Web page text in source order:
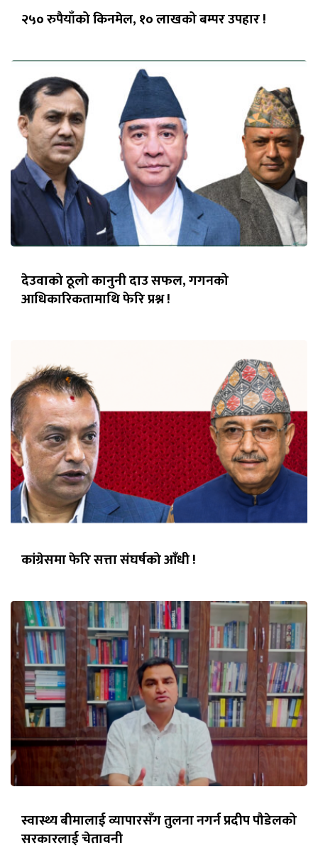
२५० रुपैयाँको किनमेल, १० लाखको बम्पर उपहार !
देउवाको ठूलो कानुनी दाउ सफल, गगनको
आधिकारिकतामाथि फेरि प्रश्न !
कांग्रेसमा फेरि सत्ता संघर्षको आँधी !
स्वास्थ्य बीमालाई व्यापारसँग तुलना नगर्न प्रदीप पौडेलको
सरकारलाई चेतावनी